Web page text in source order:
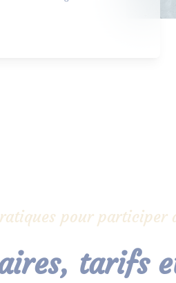
pour participer
tarifs